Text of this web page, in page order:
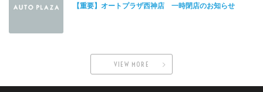
【重要】オートプラザ西神店 一時閉店のお知らせ
VIEW MORE